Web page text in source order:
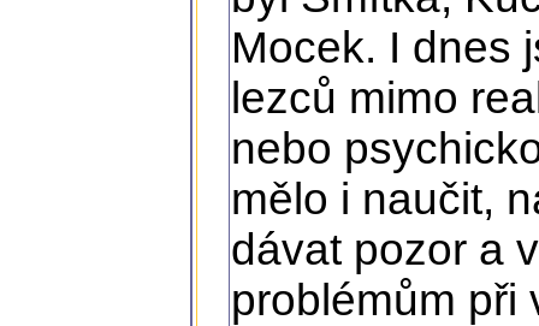
Mocek. I dnes
lezců mimo
nebo
mělo i naučit,
dávat pozor a
problémům při